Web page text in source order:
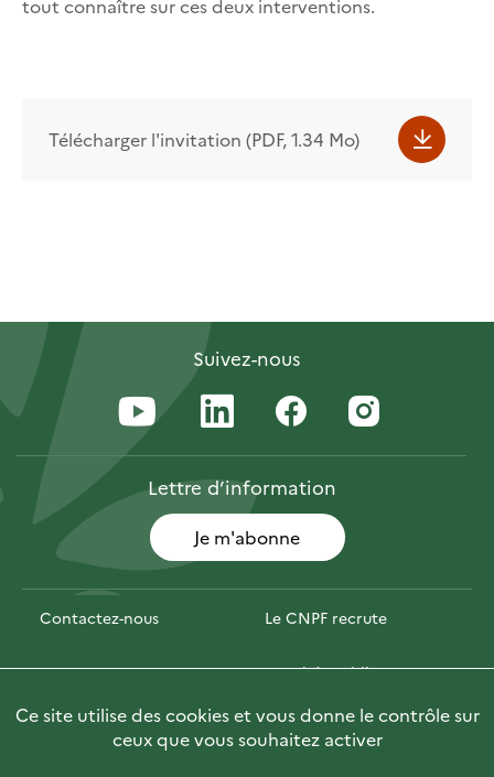
tout connaître sur ces deux interventions.
Télécharger l'invitation (PDF, 1.34 Mo)
Suivez-nous
Lettred’information
Je m'abonne
Contactez-nous Le CNPF recrute
Espace presse Marchés publics
Photofor Briefly in English
Ce site utilise des cookies et vous donne le contrôle sur
ceux que vous souhaitez activer